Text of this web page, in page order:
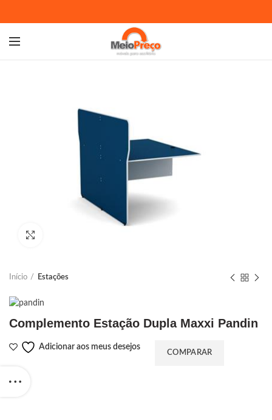
Início Estações
Complemento Estação Dupla Maxxi Pandin
Adicionar aos meus desejos
COMPARAR